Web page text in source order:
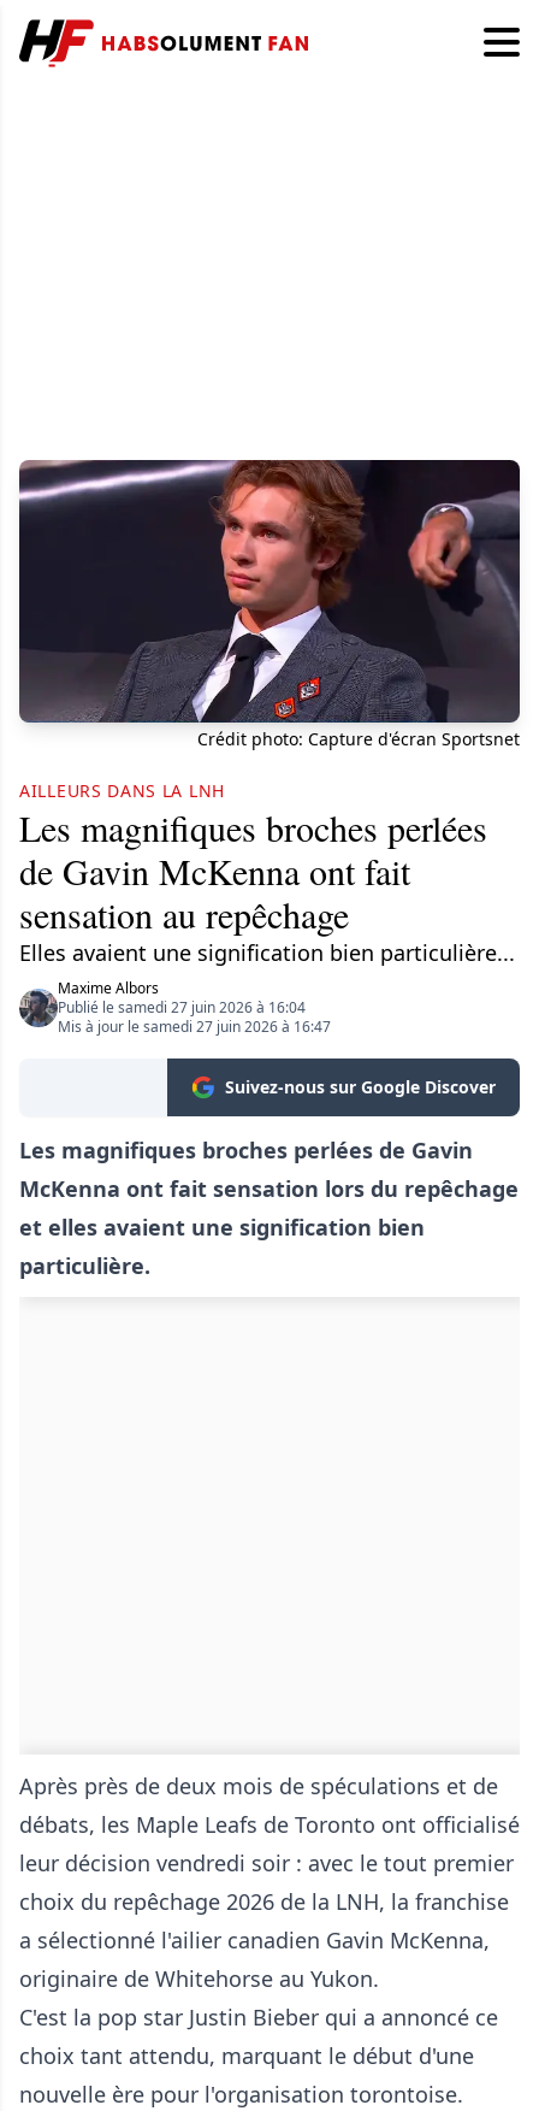
Crédit photo: Capture d'écran Sportsnet
AILLEURS DANS LA LNH
Les magnifiques broches perlées
de Gavin McKenna ont fait
sensation au repêchage
Elles avaient une signification bien particulière...
Maxime Albors
Publié le samedi 27 juin 2026 à 16:04
Mis à jour le samedi 27 juin 2026 à 16:47
Suivez-nous sur Google Discover
Les magnifiques broches perlées de Gavin
McKenna ont fait sensation lors du repêchage
et elles avaient une signification bien
particulière.
Après près de deux mois de spéculations et de
débats, les Maple Leafs de Toronto ont officialisé
leur décision vendredi soir : avec le tout premier
choix du repêchage 2026 de la LNH, la franchise
a sélectionné l'ailier canadien Gavin McKenna,
originaire de Whitehorse au Yukon.
C'est la pop star Justin Bieber qui a annoncé ce
choix tant attendu, marquant le début d'une
nouvelle ère pour l'organisation torontoise.